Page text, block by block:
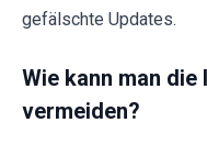
gefälschte Updates.
Wie kann man
vermeiden?